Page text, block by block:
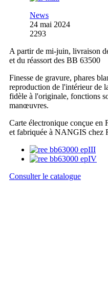
News
24 mai 2024
2293
A partir de mi-juin, livraison
et du réassort des BB 63500
Finesse de gravure, phares
reproduction de l'intérieur de
fidèle à l'originale, fonctions
manœuvres.
Carte électronique conçue en
et fabriquée à NANGIS chez
Consulter le catalogue